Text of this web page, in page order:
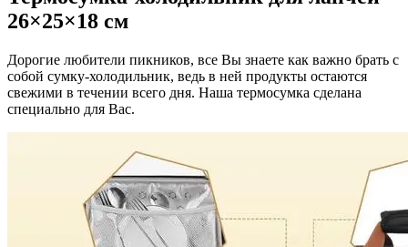
26×25×18 см
Дорогие любители пикников, все Вы знаете как важно брать с
собой сумку-холодильник, ведь в ней продукты остаются
свежими в течении всего дня. Наша термосумка сделана
специально для Вас.